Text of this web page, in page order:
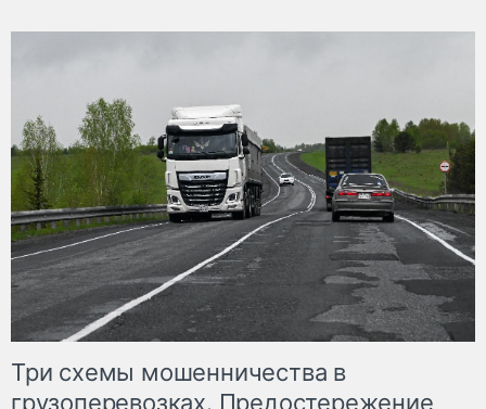
Три схемы мошенничества в
грузоперевозках. Предостережение